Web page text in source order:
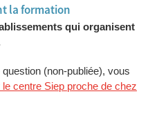
la formation
qui organisent
(non-publiée), vous
centre Siep proche de chez